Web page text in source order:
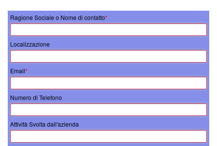
Ragione Sociale o Nome di contatto*
Localizzazione
Email*
Numero di Telefono
Attività Svolta dall'azienda